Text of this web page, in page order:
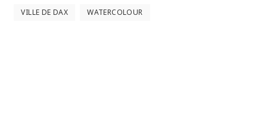
VILLE DE DAX WATERCOLOUR